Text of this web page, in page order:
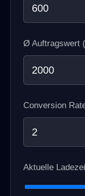
Ø Auftragswert
Conversion
Aktuelle